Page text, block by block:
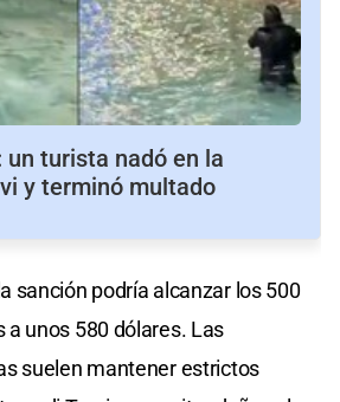
un turista nadó en la
y terminó multado
sanción podría alcanzar los 500
a unos 580 dólares. Las
suelen mantener estrictos